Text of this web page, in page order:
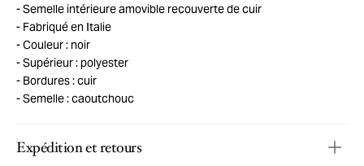
Semelle intérieure amovible recouverte de cuir
Fabriqué en Italie
Couleur : noir
Supérieur : polyester
Bordures : cuir
Semelle : caoutchouc
Expédition et retours